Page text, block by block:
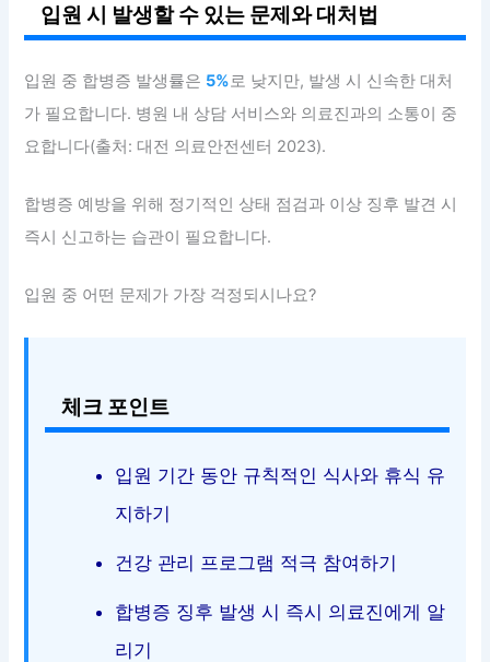
입원 시 발생할 수 있는 문제와 대처법
입원 중 합병증 발생률은 5%로 낮지만, 발생 시 신속한 대처
가 필요합니다. 병원 내 상담 서비스와 의료진과의 소통이 중
요합니다(출처: 대전 의료안전센터 2023).
합병증 예방을 위해 정기적인 상태 점검과 이상 징후 발견 시
즉시 신고하는 습관이 필요합니다.
입원 중 어떤 문제가 가장 걱정되시나요?
체크 포인트
입원 기간 동안 규칙적인 식사와 휴식 유
지하기
건강 관리 프로그램 적극 참여하기
합병증 징후 발생 시 즉시 의료진에게 알
리기